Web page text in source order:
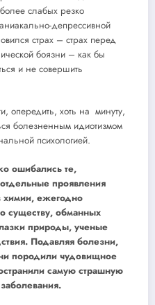
слабых резко
депрессивной
страх – страх перед
боязни – как бы
и не совершить
опередить, хоть на минуту,
болезненным идиотизмом
психологией.
ошибались те,
проявления
химии, ежегодно
существу, обманных
природы, ученые
Подавляя болезни,
породили чудовищное
самую страшную